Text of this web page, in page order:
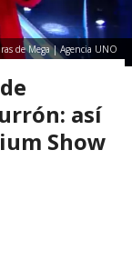
de Mega | Agencia UNO
así
Show